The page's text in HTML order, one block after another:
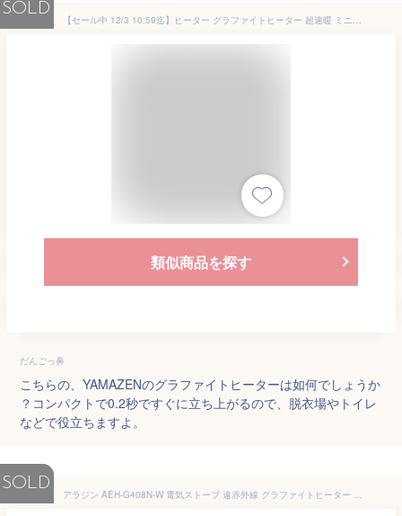
SOLD
【セール中 12/3 10:59迄】ヒーター グラファイトヒーター 超速暖 ミニタイプ 300W/600W ECTS-C061(N) カーボンヒーター 電気ストーブ 遠赤外線ヒーター スリム 脱衣所 トイレ キッチン 省スペース コンパクト 足元暖房 山善 YAMAZEN 【送料無料】
類似商品を探す
だんごっ鼻
こちらの、YAMAZENのグラファイトヒーターは如何でしょうか
？コンパクトで0.2秒ですぐに立ち上がるので、脱衣場やトイレ
などで役立ちますよ。
SOLD
アラジン AEH-G408N-W 電気ストーブ 遠赤外線 グラファイトヒーター ホワイト 400W